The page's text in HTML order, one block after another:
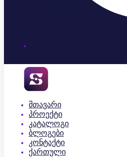
Მთავარი
Პროექტი
Კატალოგი
Ბლოგები
Კონტაქტი
Ქართული